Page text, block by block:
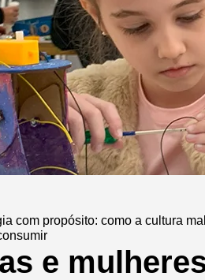
com propósito: como a cultura
e